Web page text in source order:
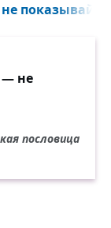
показывай!..
— не
пословица